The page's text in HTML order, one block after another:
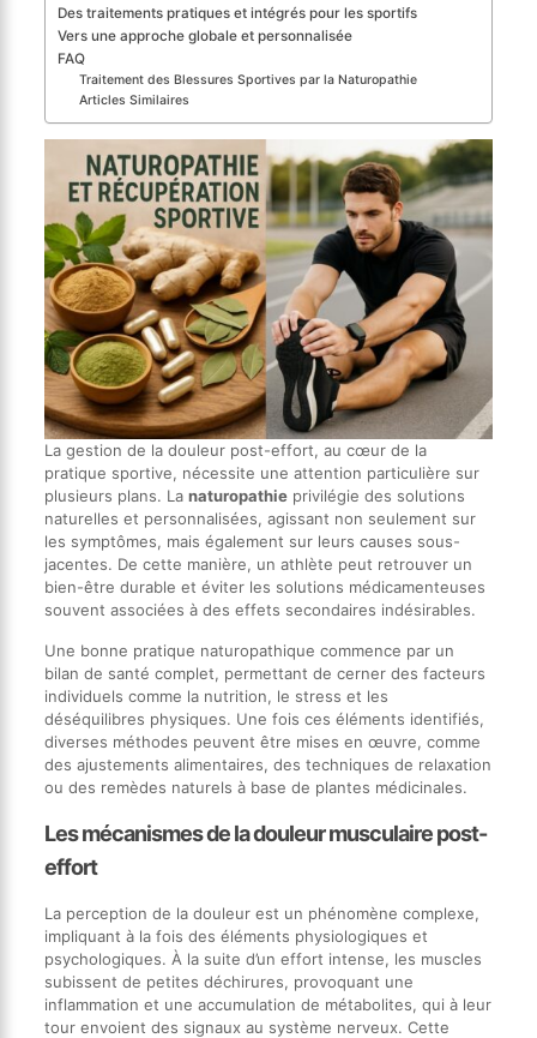
Des traitements pratiques et intégrés pour les sportifs
Vers une approche globale et personnalisée
FAQ
Traitement des Blessures Sportives par la Naturopathie
Articles Similaires
La gestion de la douleur post-effort, au cœur de la
pratique sportive, nécessite une attention particulière sur
plusieurs plans. La naturopathieprivilégie des solutions
naturelles et personnalisées, agissant non seulement sur
les symptômes, mais également sur leurs causes sous-
jacentes. De cette manière, un athlète peut retrouver un
bien-être durable et éviter les solutions médicamenteuses
souvent associées à des effets secondaires indésirables.
Une bonne pratique naturopathique commence par un
bilan de santé complet, permettant de cerner des facteurs
individuels comme la nutrition, le stress et les
déséquilibres physiques. Une fois ces éléments identifiés,
diverses méthodes peuvent être mises en œuvre, comme
des ajustements alimentaires, des techniques de relaxation
ou des remèdes naturels à base de plantes médicinales.
Les mécanismes de la douleur musculaire post-
effort
La perception de la douleur est un phénomène complexe,
impliquant à la fois des éléments physiologiques et
psychologiques. À la suite d’un effort intense, les muscles
subissent de petites déchirures, provoquant une
inflammation et une accumulation de métabolites, qui à leur
tour envoient des signaux au système nerveux. Cette